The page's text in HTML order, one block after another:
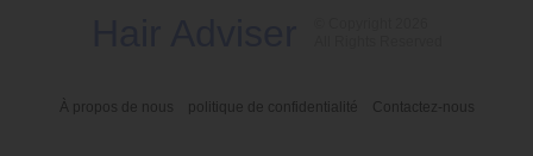
À propos de nous politique de confidentialité Contactez-nous